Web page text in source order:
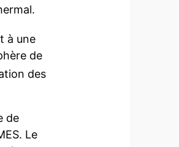
à une
de
des
de
Le